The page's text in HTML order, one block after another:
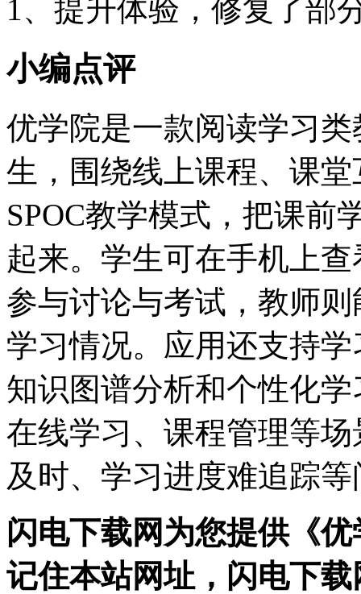
1、提升体验，修复了部
小编点评
优学院是一款阅读学习
生，围绕线上课程、课
SPOC教学模式，把课前
起来。学生可在手机上
参与讨论与考试，教师
学习情况。应用还支持
知识图谱分析和个性化
在线学习、课程管理等
及时、学习进度难追踪
闪电下载网为您提供《
记住本站网址，闪电下